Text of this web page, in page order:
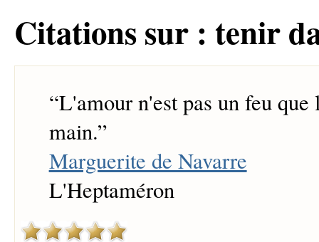
Citations sur : tenir
“L'amour n'est pas un feu que
main.”
Marguerite de Navarre
L'Heptaméron